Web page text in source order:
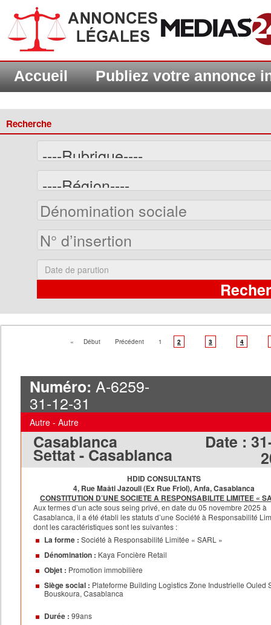
Accueil Publiez votre annonce
Recherche
« Début Précédent 1 2 3 4
Numéro: A-6259-
31-12-31
Autre - Autre
Casablanca
Settat - Casablanca
Date :
HDID CONSULTANTS
4, Rue Maâti Jazouli (Ex Rue Friol), Anfa, Casablanca
CONSTITUTION D’UNE SOCIETE A RESPONSABILITE LIMITEE «
Aux termes d’un acte sous seing privé, en date du 05 novembre 2025 à
Casablanca, il a été établi les statuts d’une Société à Responsabilité
dont les caractéristiques sont les suivantes :
La forme :Société à Responsabilité Limitée « SARL »
Dénomination : Kaya Foncière Retail
Objet : Promotion immobilière
Siège social : Plateforme Building Logistics Zone Industrielle Ouled
Bouskoura, Casablanca
Durée :99ans